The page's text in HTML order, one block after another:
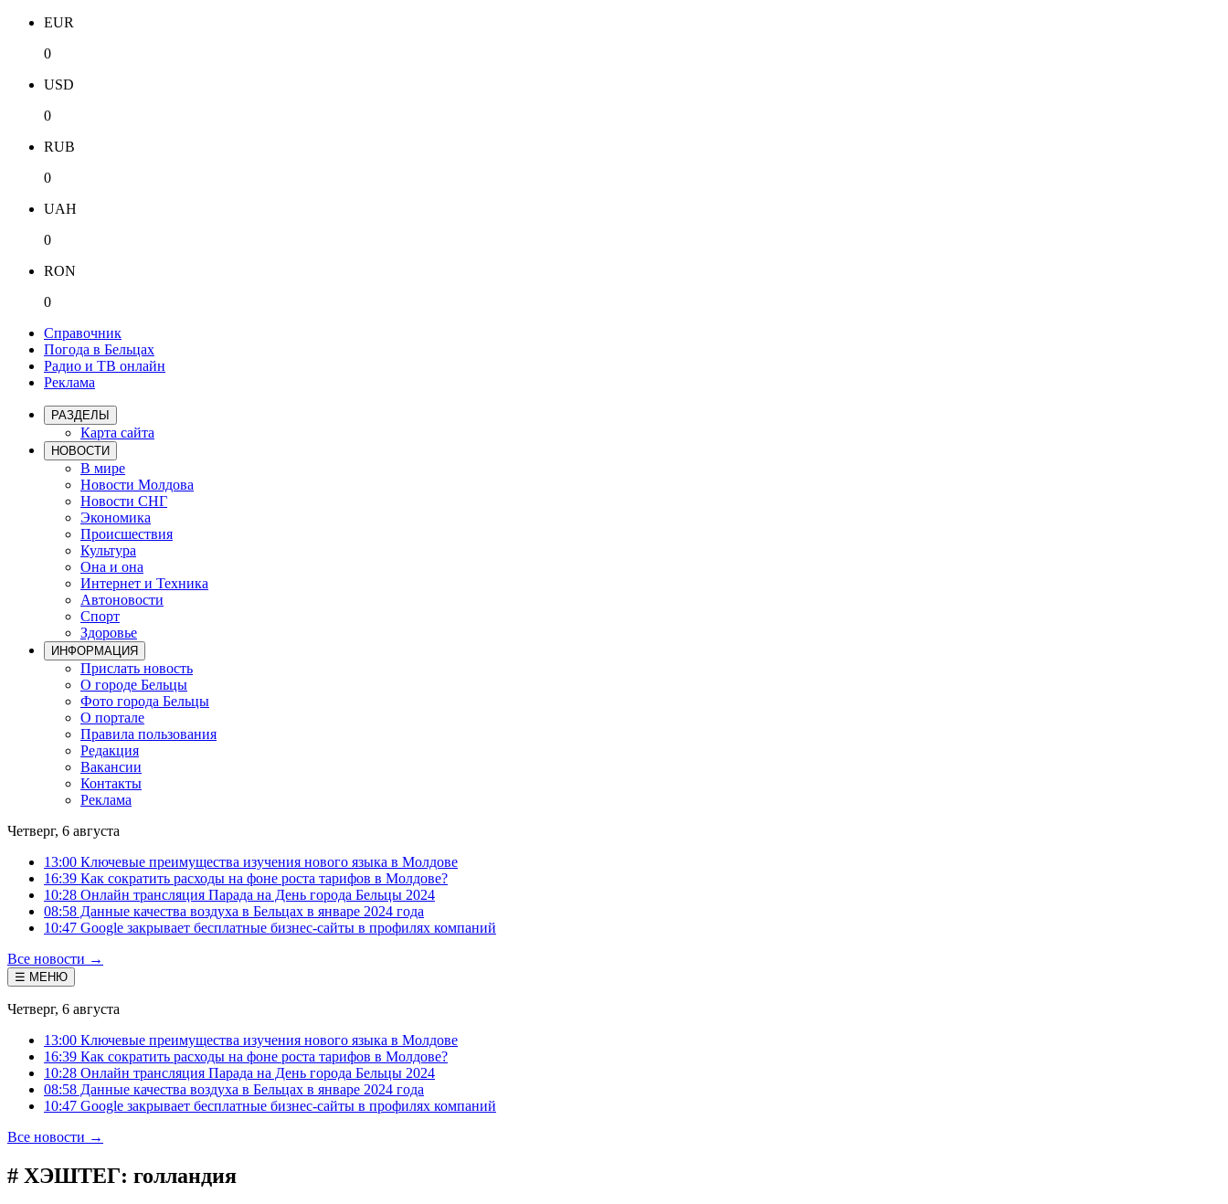
EUR
0
USD
0
RUB
0
UAH
0
RON
0
Справочник
Погода в Бельцах
Радио и ТВ онлайн
Реклама
РАЗДЕЛЫ
Карта сайта
НОВОСТИ
В мире
Новости Молдова
Новости СНГ
Экономика
Происшествия
Культура
Она и она
Интернет и Техника
Автоновости
Спорт
Здоровье
ИНФОРМАЦИЯ
Прислать новость
О городе Бельцы
Фото города Бельцы
О портале
Правила пользования
Редакция
Вакансии
Контакты
Реклама
Четверг, 6 августа
13:00 Ключевые преимущества изучения нового языка в Молдове
16:39 Как сократить расходы на фоне роста тарифов в Молдове?
10:28 Онлайн трансляция Парада на День города Бельцы 2024
08:58 Данные качества воздуха в Бельцах в январе 2024 года
10:47 Google закрывает бесплатные бизнес-сайты в профилях компаний
Все новости →
☰ МЕНЮ
Четверг, 6 августа
13:00 Ключевые преимущества изучения нового языка в Молдове
16:39 Как сократить расходы на фоне роста тарифов в Молдове?
10:28 Онлайн трансляция Парада на День города Бельцы 2024
08:58 Данные качества воздуха в Бельцах в январе 2024 года
10:47 Google закрывает бесплатные бизнес-сайты в профилях компаний
Все новости →
# ХЭШТЕГ: голландия